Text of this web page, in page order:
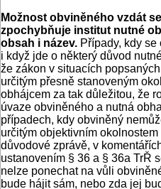
Možnost obviněného vzdát
zpochybňuje institut nutné
obsah i název. Případy, kdy
i když jde o některý důvod
že zákon v situacích
určitým přesně stanoveným
obhájcem za tak důležitou, že
úvaze obviněného a nutná
případech, kdy obviněný
určitým objektivním
důvodové zprávě, v
ustanovením § 36 a § 36a TrŘ
nelze ponechat na vůli
bude hájit sám, nebo zda jej